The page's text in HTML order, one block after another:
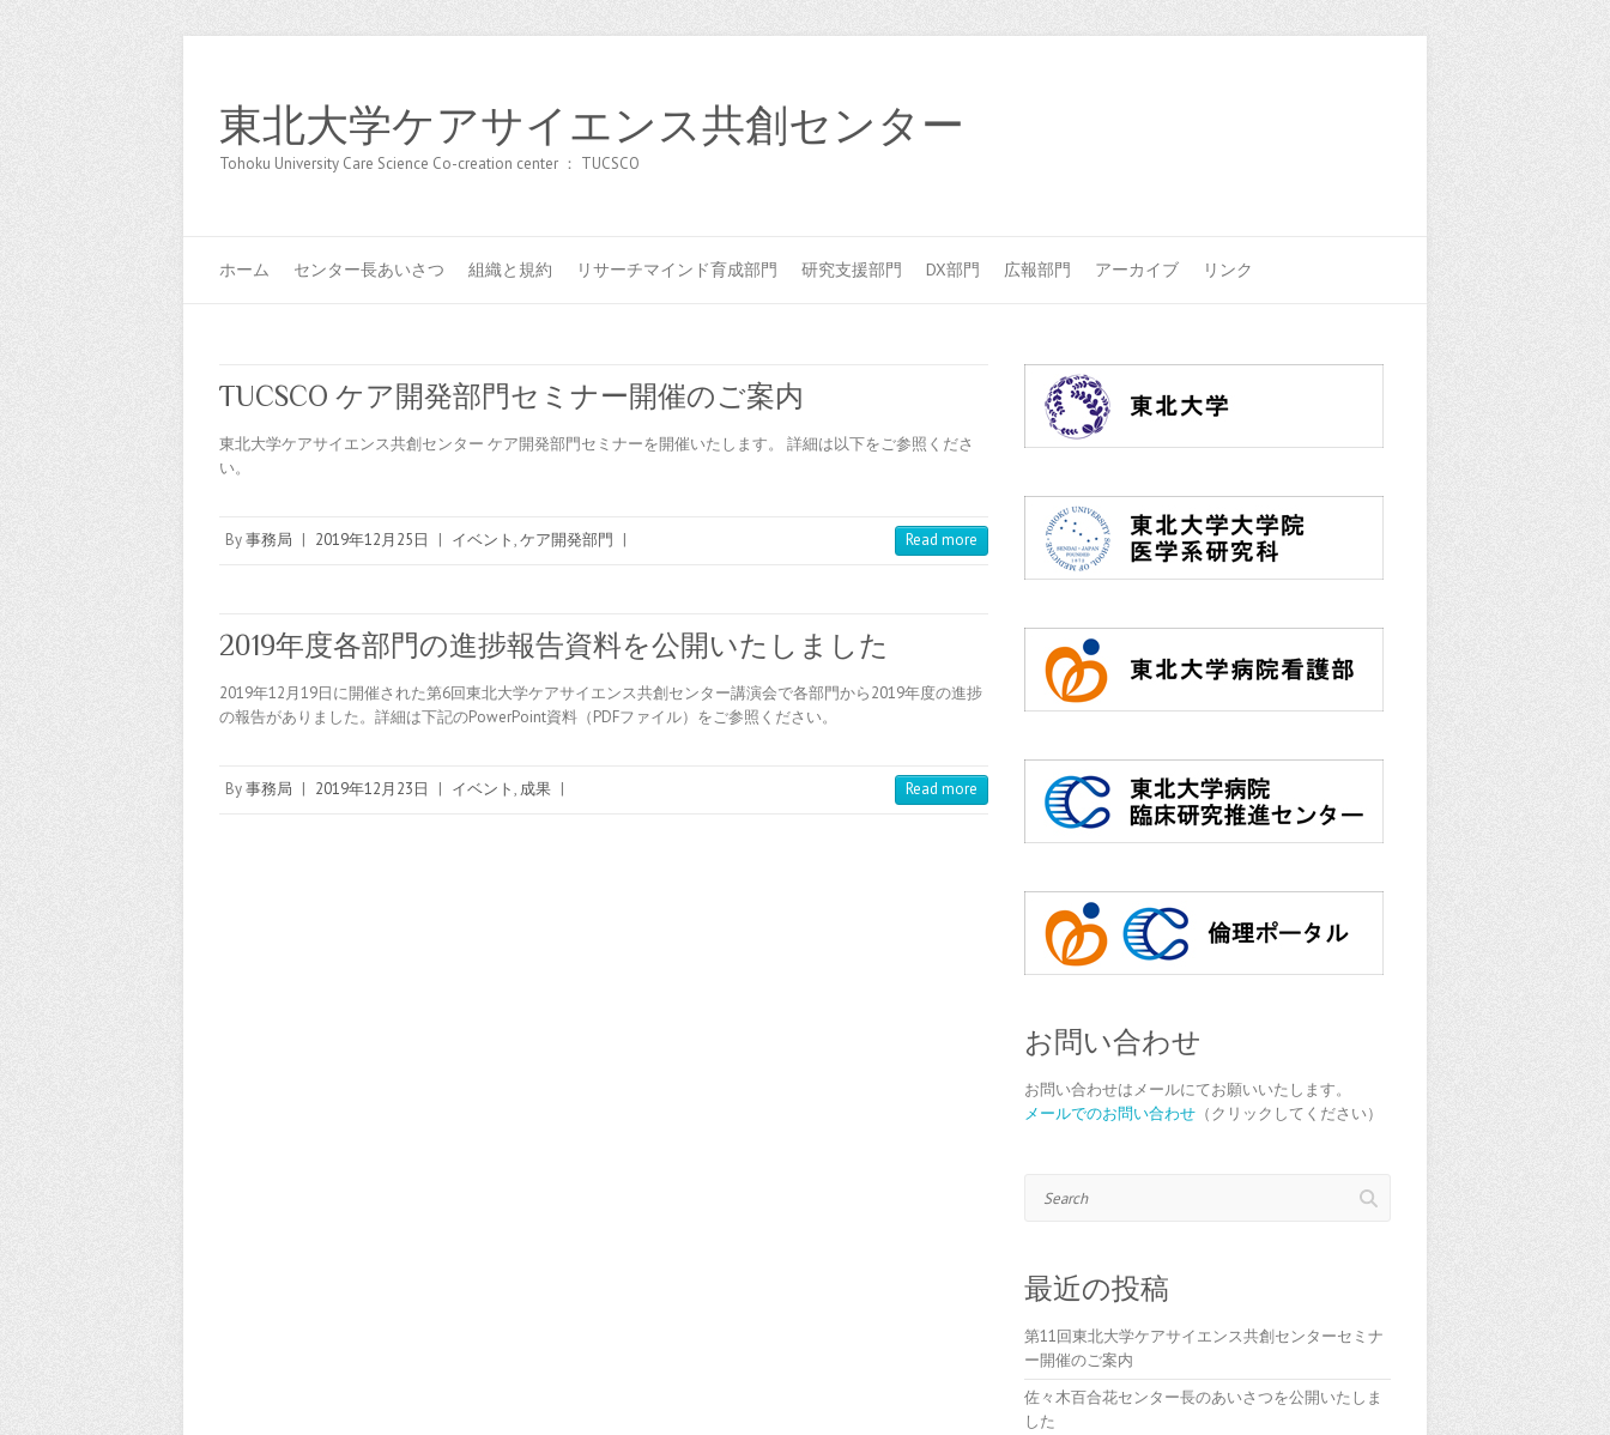
東北大学ケアサイエンス共創センター
Tohoku University Care Science Co-creation center ： TUCSCO
ホーム センター長あいさつ 組織と規約 リサーチマインド育成部門 研究支援部門 DX部門 広報部門 アーカイブ リンク
TUCSCO ケア開発部門セミナー開催のご案内
東北大学ケアサイエンス共創センター ケア開発部門セミナーを開催いたします。 詳細は以下をご参照くださ
い。
By事務局 | 2019年12月25日 | イベント,ケア開発部門 | Read more
2019年度各部門の進捗報告資料を公開いたしました
2019年12月19日に開催された第6回東北大学ケアサイエンス共創センター講演会で各部門から2019年度の進捗
の報告がありました。詳細は下記のPowerPoint資料（PDFファイル）をご参照ください。
By事務局 | 2019年12月23日 | イベント, 成果 | Read more
お問い合わせ
お問い合わせはメールにてお願いいたします。
メールでのお問い合わせ （クリックしてください）
最近の投稿
第11回東北大学ケアサイエンス共創センターセミナ
ー開催のご案内
佐々木百合花センター長のあいさつを公開いたしま
した